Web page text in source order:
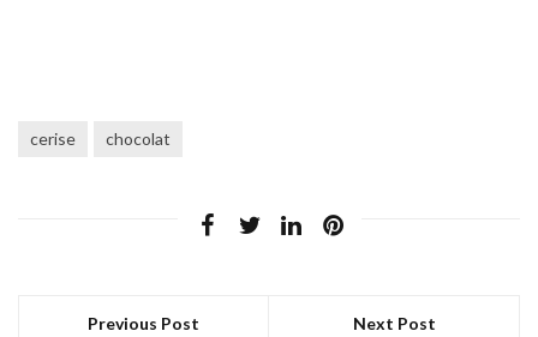
cerise chocolat
Previous Post Next Post